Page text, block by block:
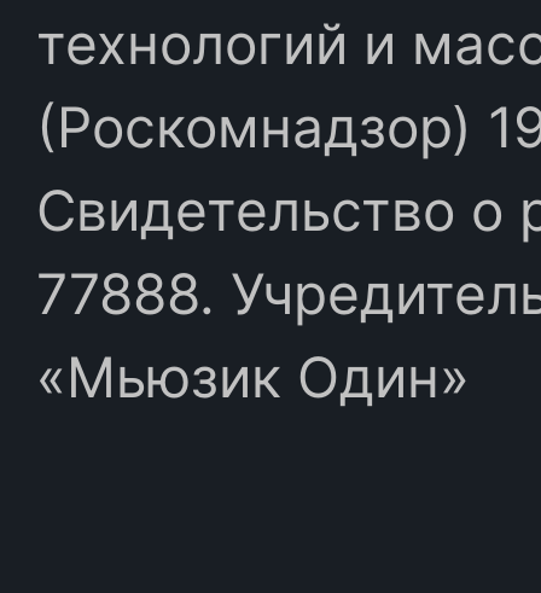
технологий и
(Роскомнадзор)
Свидетельство
77888.
«Мьюзик Один»